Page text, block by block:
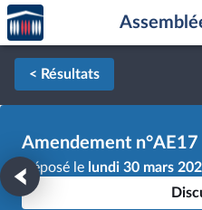
Aller au contenu
Aller en bas de la page
Accèder
à la
page
d'accueil
< Résultats
Amendement n°AE17
Déposé le lundi 30 mars